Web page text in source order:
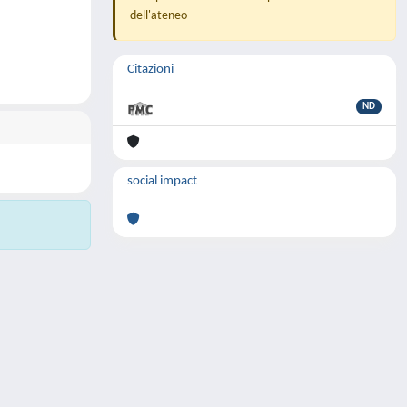
dell'ateneo
Citazioni
ND
social impact